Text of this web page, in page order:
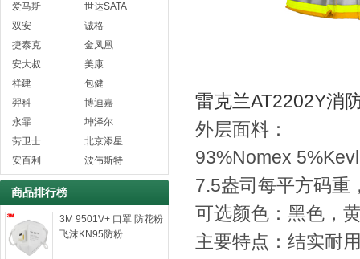
爱马斯
世达SATA
双安
诚格
捷泰克
金凤凰
安大叔
美康
祥建
包健
羿科
博迪嘉
永霏
坤泽尔
劳卫士
北京添星
安百利
波伟斯特
商品排行榜
3M 9501V+ 口罩 防花粉
飞沫KN95防粉...
雷克兰AT2202Y消
外层面料：
93%Nomex
7.5盎司每平方码重
可选颜色：黑色，
主要特点：结实耐